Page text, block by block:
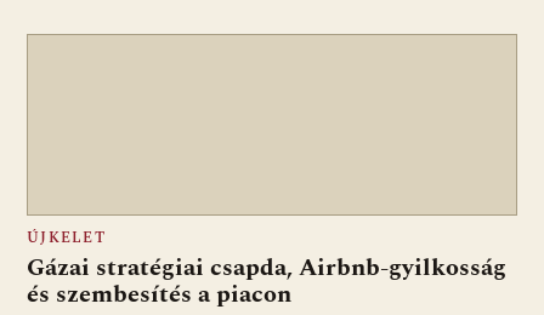
ÚJKELET
Gázai stratégiai csapda, Airbnb-gyilkosság
és szembesítés a piacon